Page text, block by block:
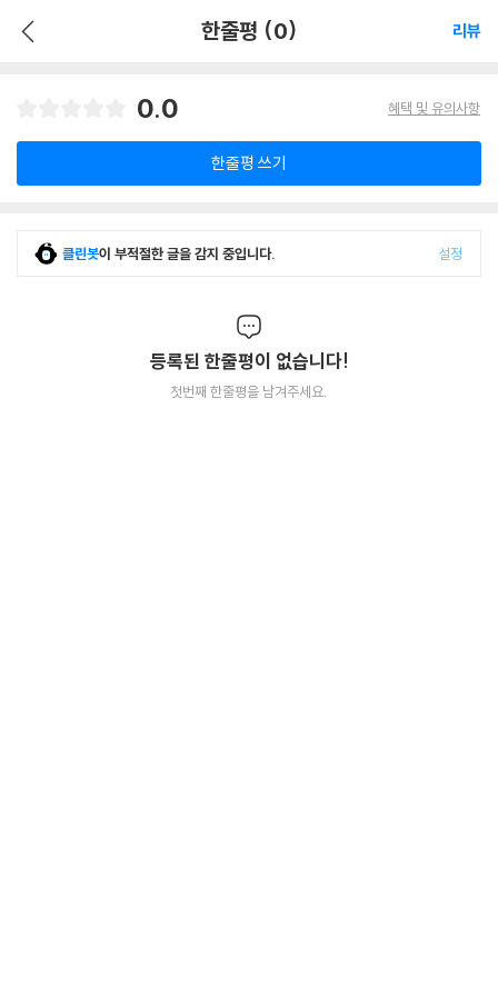
한줄평 (0) 리뷰
0.0 혜택 및 유의사항
한줄평 쓰기
클린봇이 부적절한 글을 감지 중입니다. 설정
등록된 한줄평이 없습니다!
첫번째 한줄평을 남겨주세요.